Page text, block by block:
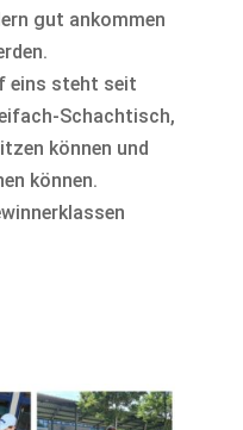
gut ankommen
eins steht seit
Schachtisch,
können und
können.